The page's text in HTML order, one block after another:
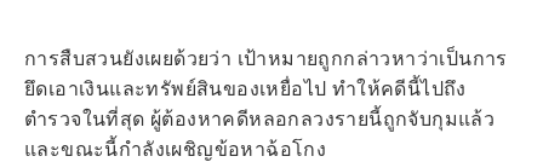
การสืบสวนยังเผยด้วยว่า เป้าหมายถูกกล่าวหาว่าเป็นการ
ยึดเอาเงินและทรัพย์สินของเหยื่อไป ทำให้คดีนี้ไปถึง
ตำรวจในที่สุด ผู้ต้องหาคดีหลอกลวงรายนี้ถูกจับกุมแล้ว
และขณะนี้กำลังเผชิญข้อหาฉ้อโกง